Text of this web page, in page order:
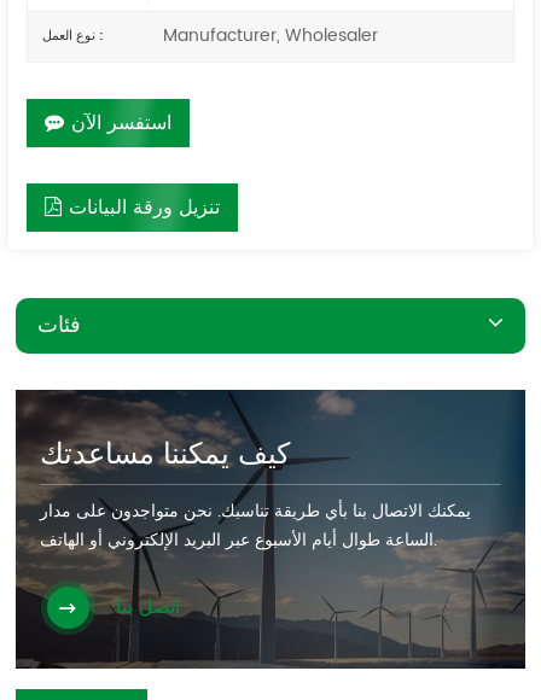
نوع العمل : Manufacturer, Wholesaler
استفسر الآن
تنزيل ورقة البيانات
فئات
كيف يمكننا مساعدتك
يمكنك الاتصال بنا بأي طريقة تناسبك. نحن متواجدون على مدار
الساعة طوال أيام الأسبوع عبر البريد الإلكتروني أو الهاتف.
اتصل بنا